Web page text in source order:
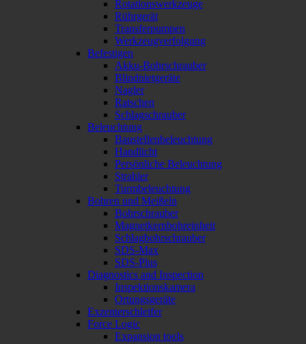
Rotationswerkzeuge
Rührgerät
Transferpumpen
Werkzeugverfolgung
Befestigen
Akku-Bohrschrauber
Blindnietgeräte
Nagler
Ratschen
Schlagschrauber
Beleuchtung
Baustellenbeleuchtung
Handlicht
Persönliche Beleuchtung
Strahler
Turmbeleuchtung
Bohren und Meißeln
Bohrschrauber
Magnetkernbohreinheit
Schlagbohrschrauber
SDS-Max
SDS-Plus
Diagnostics and Inspection
Inspektionskamera
Ortungsgeräte
Exzenterschleifer
Force Logic
Expansion tools